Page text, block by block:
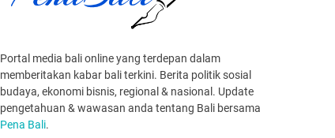
Portal media bali online yang terdepan dalam
memberitakan kabar bali terkini. Berita politik sosial
budaya, ekonomi bisnis, regional & nasional. Update
pengetahuan & wawasan anda tentang Bali bersama
Pena Bali.